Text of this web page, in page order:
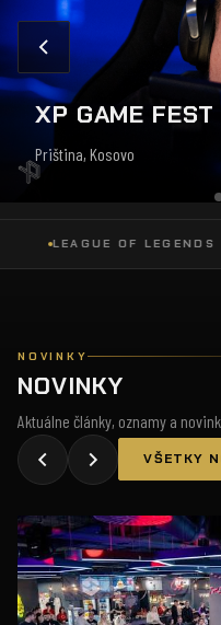
XP GAME FEST
Priština, Kosovo
LEAGUE OF LEGENDS
NOVINKY
NOVINKY
Aktuálne články, oznamy a
VŠETKY